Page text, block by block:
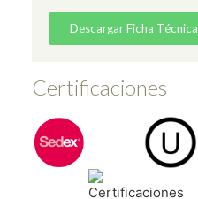
Descargar Ficha Técnica
Certificaciones